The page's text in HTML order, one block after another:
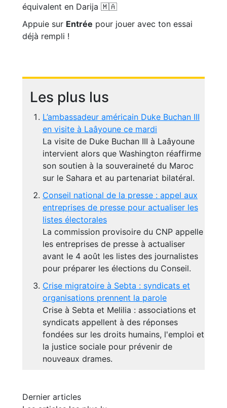
équivalent en Darija 🇲🇦
Appuie sur Entrée pour jouer avec ton essai
déjà rempli !
Les plus lus
L’ambassadeur américain Duke Buchan III
en visite à Laâyoune ce mardi
La visite de Duke Buchan III à Laâyoune
intervient alors que Washington réaffirme
son soutien à la souveraineté du Maroc
sur le Sahara et au partenariat bilatéral.
Conseil national de la presse : appel aux
entreprises de presse pour actualiser les
listes électorales
La commission provisoire du CNP appelle
les entreprises de presse à actualiser
avant le 4 août les listes des journalistes
pour préparer les élections du Conseil.
Crise migratoire à Sebta : syndicats et
organisations prennent la parole
Crise à Sebta et Melilia : associations et
syndicats appellent à des réponses
fondées sur les droits humains, l'emploi et
la justice sociale pour prévenir de
nouveaux drames.
Dernier articles